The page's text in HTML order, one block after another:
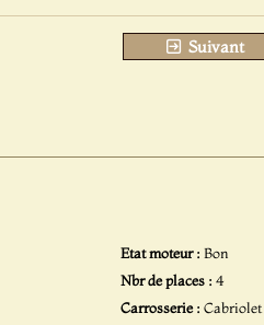
Suivant
Etat moteur :Bon
Nbr de places :4
Carrosserie :Cabriolet